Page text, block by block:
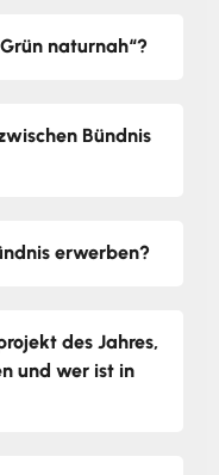
naturnah“?
Bündnis
erwerben?
des Jahres,
und wer ist in